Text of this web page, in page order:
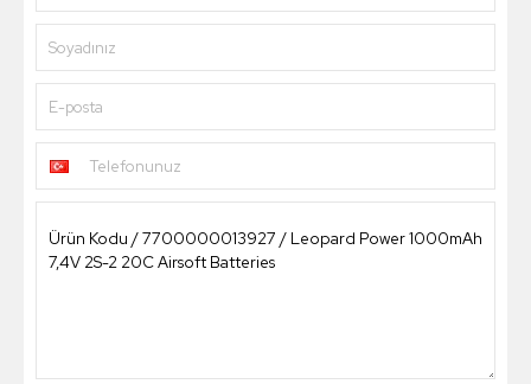
Soyadınız
E-posta
Telefonunuz